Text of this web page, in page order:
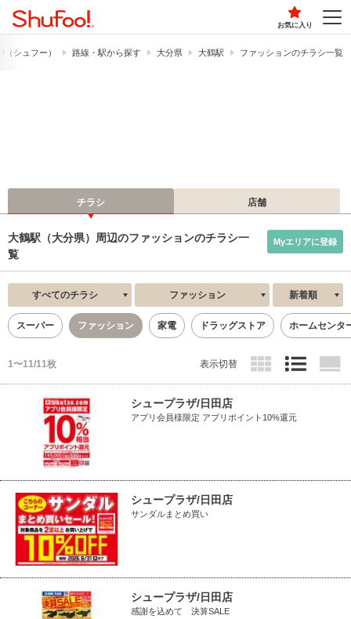
お気に入り
シュフー） 路線・駅から探す 大分県 大鶴駅 ファッションのチラシ一覧
チラシ 店舗
大鶴駅（大分県）周辺のファッションのチラシ一
覧
Myエリアに登録
すべてのチラシ ファッション 新着順
スーパー ファッション 家電 ドラッグストア ホームセンタ
1〜11/11枚 表示切替
シュープラザ/日田店
アプリ会員様限定 アプリポイント10%還元
シュープラザ/日田店
サンダルまとめ買い
シュープラザ/日田店
感謝を込めて 決算SALE